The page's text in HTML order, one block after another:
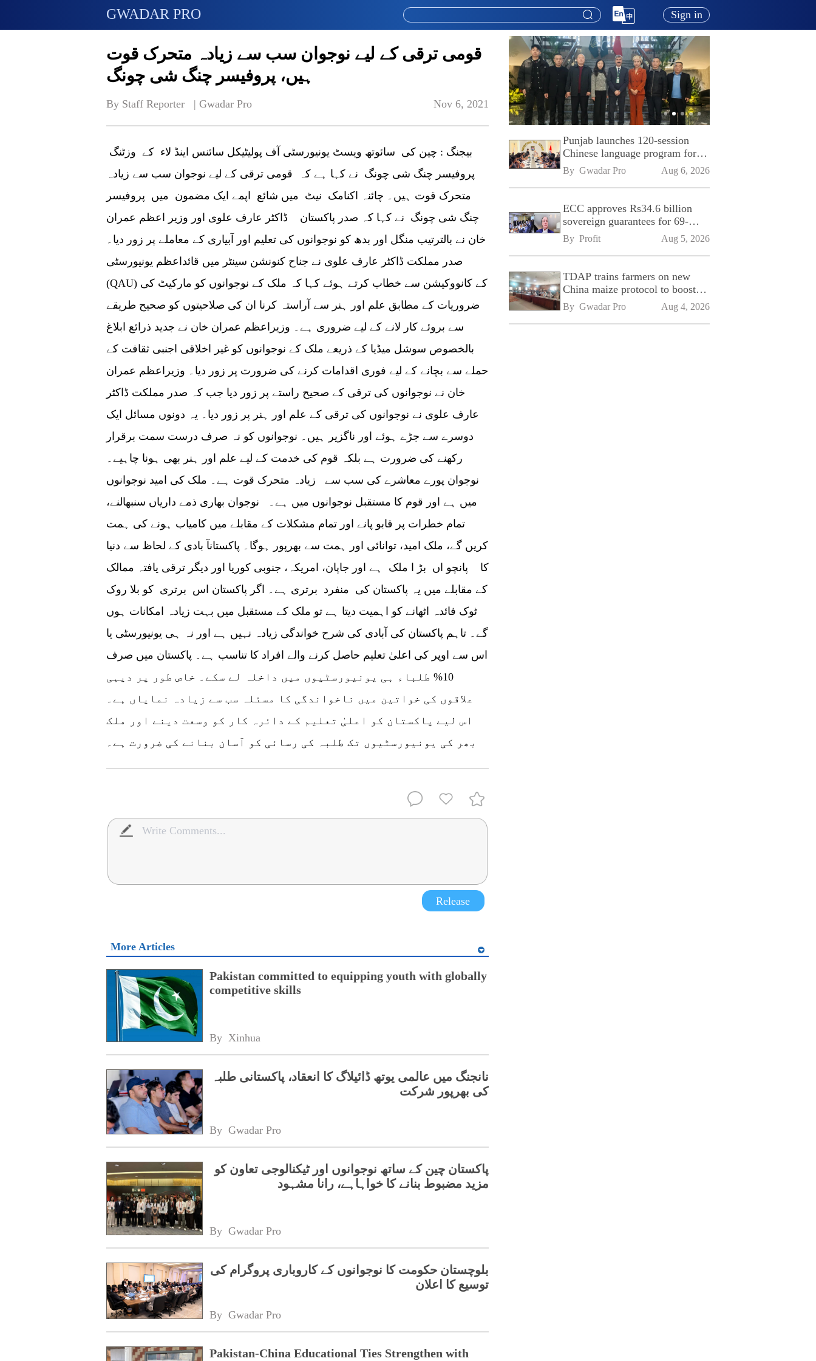
GWADAR PRO Sign in
قومی ترقی کے لیے نوجوان سب سے زیادہ متحرک قوت
ہیں، پروفیسر چنگ شی چونگ
By Staff Reporter   | Gwadar Pro Nov 6, 2021
پروفیسر چنگ شی چونگ نے کہا ہے کہ قومی ترقی کے لیے نوجوان سب سے زیادہ
متحرک قوت ہیں۔ چائنہ اکنامک نیٹ میں شائع اپمے ایک مضمون میں پروفیسر
چنگ شی چونگ نے کہا کہ صدر پاکستان ڈاکٹر عارف علوی اور وزیر اعظم عمران
خان نے بالترتیب منگل اور بدھ کو نوجوانوں کی تعلیم اور آبیاری کے معاملے پر زور دیا۔
صدر مملکت ڈاکٹر عارف علوی نے جناح کنونشن سینٹر میں قائداعظم یونیورسٹی
(QAU) کے کانووکیشن سے خطاب کرتے ہوئے کہا کہ ملک کے نوجوانوں کو مارکیٹ کی
ضروریات کے مطابق علم اور ہنر سے آراستہ کرنا ان کی صلاحیتوں کو صحیح طریقے
سے بروئے کار لانے کے لیے ضروری ہے۔ وزیراعظم عمران خان نے جدید ذرائع ابلاغ
بالخصوص سوشل میڈیا کے ذریعے ملک کے نوجوانوں کو غیر اخلاقی اجنبی ثقافت کے
حملے سے بچانے کے لیے فوری اقدامات کرنے کی ضرورت پر زور دیا۔ وزیراعظم عمران
خان نے نوجوانوں کی ترقی کے صحیح راستے پر زور دیا جب کہ صدر مملکت ڈاکٹر
عارف علوی نے نوجوانوں کی ترقی کے علم اور ہنر پر زور دیا۔ یہ دونوں مسائل ایک
دوسرے سے جڑے ہوئے اور ناگزیر ہیں۔ نوجوانوں کو نہ صرف درست سمت برقرار
رکھنے کی ضرورت ہے بلکہ قوم کی خدمت کے لیے علم اور ہنر بھی ہونا چاہیے۔
نوجوان پورے معاشرے کی سب سے زیادہ متحرک قوت ہے۔ ملک کی امید نوجوانوں
میں ہے اور قوم کا مستقبل نوجوانوں میں ہے۔ نوجوان بھاری ذمے داریاں سنبھالنے،
تمام خطرات پر قابو پانے اور تمام مشکلات کے مقابلے میں کامیاب ہونے کی ہمت
کریں گے، ملک امید، توانائی اور ہمت سے بھرپور ہوگا۔ پاکستانآ بادی کے لحاظ سے دنیا
کا پانچو اں بڑ ا ملک ہے اور جاپان، امریکہ، جنوبی کوریا اور دیگر ترقی یافتہ ممالک
کے مقابلے میں یہ پاکستان کی منفرد برتری ہے۔ اگر پاکستان اس برتری کو بلا روک
ٹوک فائدہ اٹھانے کو اہمیت دیتا ہے تو ملک کے مستقبل میں بہت زیادہ امکانات ہوں
گے۔ تاہم پاکستان کی آبادی کی شرح خواندگی زیادہ نہیں ہے اور نہ ہی یونیورسٹی یا
اس سے اوپر کی اعلیٰ تعلیم حاصل کرنے والے افراد کا تناسب ہے۔ پاکستان میں صرف
10% طلباء ہی یونیورسٹیوں میں داخلہ لے سکے۔ خاص طور پر دیہی
علاقوں کی خواتین میں ناخواندگی کا مسئلہ سب سے زیادہ نمایاں ہے۔
اس لیے پاکستان کو اعلیٰ تعلیم کے دائرہ کار کو وسعت دینے اور ملک
بھر کی یونیورسٹیوں تک طلبہ کی رسائی کو آسان بنانے کی ضرورت ہے۔
Release
More Articles
Pakistan committed to equipping youth with globally
competitive skills
By Xinhua
نانجنگ میں عالمی یوتھ ڈائیلاگ کا انعقاد، پاکستانی طلبہ
کی بھرپور شرکت
By Gwadar Pro
پاکستان چین کے ساتھ نوجوانوں اور ٹیکنالوجی تعاون کو
مزید مضبوط بنانے کا خواہاہے، رانا مشہود
By Gwadar Pro
بلوچستان حکومت کا نوجوانوں کے کاروباری پروگرام کی
توسیع کا اعلان
By Gwadar Pro
Pakistan-China Educational Ties Strengthen with
Punjab launches 120-session
Chinese language program for
SPU
By Gwadar Pro Aug 6, 2026
ECC approves Rs34.6 billion
sovereign guarantees for 69-
kilometre Sialkot-Kharian
Motorway
By Profit Aug 5, 2026
TDAP trains farmers on new
China maize protocol to boost
exports
By Gwadar Pro Aug 4, 2026